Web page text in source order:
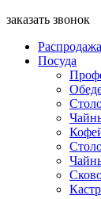
заказать звонок
Распродажа
Посуда